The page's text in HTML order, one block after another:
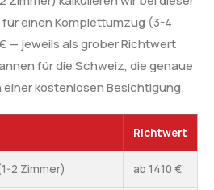
für einen Komplettumzug (3-4
— jeweils als grober Richtwert
für die Schweiz, die genaue
kostenlosen Besichtigung.
Richtwert
2 Zimmer) ab 1410 €